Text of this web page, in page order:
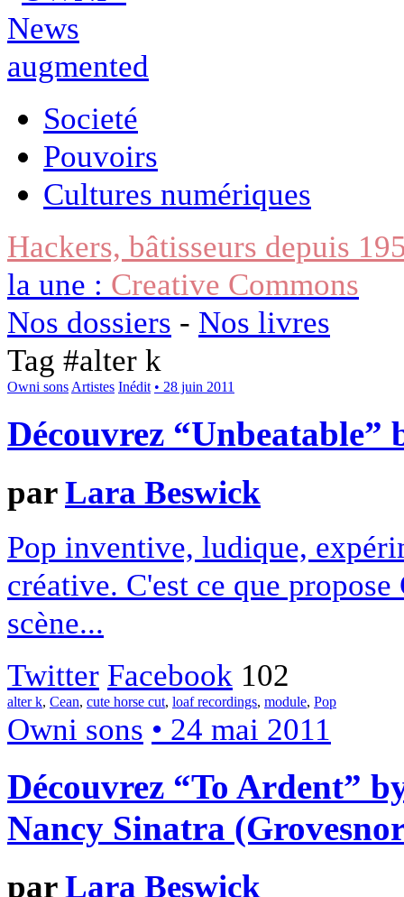
Societé
Pouvoirs
Cultures numériques
Hackers, bâtisseurs depuis
la une : Creative Commons
Nos dossiers - Nos livres
Tag #alter k
Owni sons Artistes Inédit • 28 juin 2011
Découvrez “Unbeatable”
parLara Beswick
Pop inventive, ludique,
créative. C'est ce que
scène...
Twitter Facebook 102
alter k, Cean, cute horse cut, loaf recordings, module, Pop
Owni sons • 24 mai 2011
Découvrez “To Ardent”
Nancy Sinatra
parLara Beswick